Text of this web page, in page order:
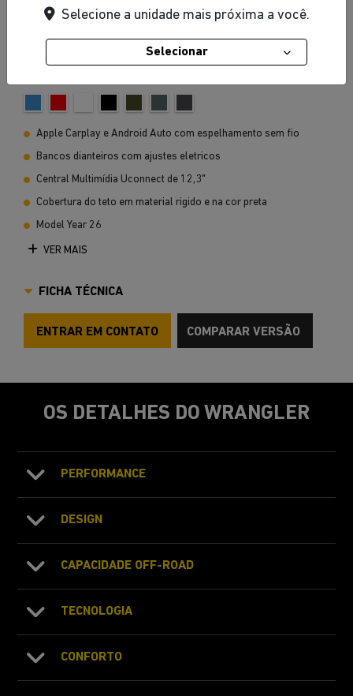
Apple Carplay e Android Auto com espelhamento sem fio
Bancos dianteiros com ajustes eletricos
Central Multimídia Uconnect de 12,3"
Cobertura do teto em material rigido e na cor preta
Model Year 26
VER MAIS
FICHA TÉCNICA
ENTRAR EM CONTATO COMPARAR VERSÃO
OS DETALHES DO WRANGLER
PERFORMANCE
DESIGN
CAPACIDADE OFF-ROAD
TECNOLOGIA
CONFORTO
Selecione a unidade mais próxima a você.
Selecionar